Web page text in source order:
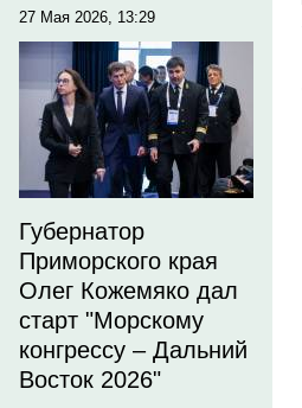
27 Мая 2026, 13:29
Губернатор
Приморского края
Олег Кожемяко дал
старт "Морскому
конгрессу – Дальний
Восток 2026"